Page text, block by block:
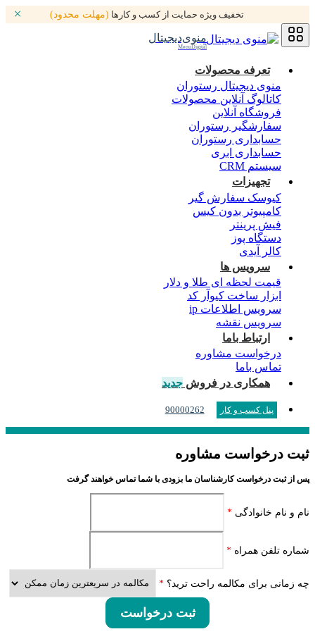
تخفیف ویژه حمایت از کسب و کارها (مهلت محدود)
منوی‌دیجیتال
MenuDigital
تعرفه محصولات
منوی دیجیتال رستوران
کاتالوگ آنلاین محصولات
فروشگاه آنلاین
سفارشگیر رستوران
حسابداری رستوران
حسابداری ابری
سیستم CRM
تجهیزات
کیوسک سفارش گیر
کامپیوتر بدون کیس
فیش پرینتر
دستگاه پوز
کالر آیدی
سرویس ها
قیمت لحظه ای طلا و دلار
ابزار ساخت کیوآر کد
سرویس اطلاعات ip
سرویس نقشه
ارتباط باما
درخواست مشاوره
تماس باما
همکاری در فروش جدید
پنل کسب و کار 90000262
ثبت درخواست مشاوره
پس از ثبت درخواست کارشناسان ما بزودی با شما تماس خواهند گرفت
نام و نام خانوادگی *
شماره تلفن همراه *
چه زمانی برای مکالمه راحت ترید؟ *
ثبت درخواست